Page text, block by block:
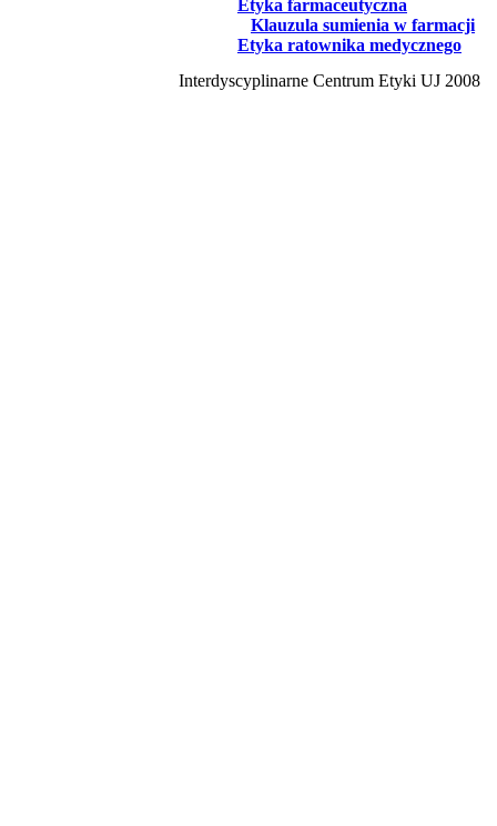
Etyka farmaceutyczna
Klauzula sumienia w farmacji
Etyka ratownika medycznego
Interdyscyplinarne Centrum Etyki UJ 2008